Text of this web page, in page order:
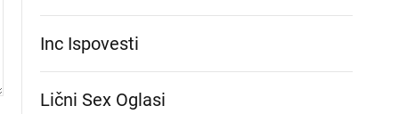
Inc Ispovesti
Lični Sex Oglasi